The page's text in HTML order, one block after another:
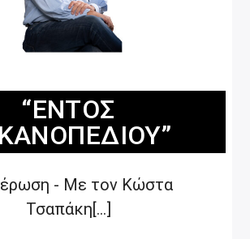
“ΕΝΤΌΣ
- Με τον Κώστα
Τσαπάκη[...]